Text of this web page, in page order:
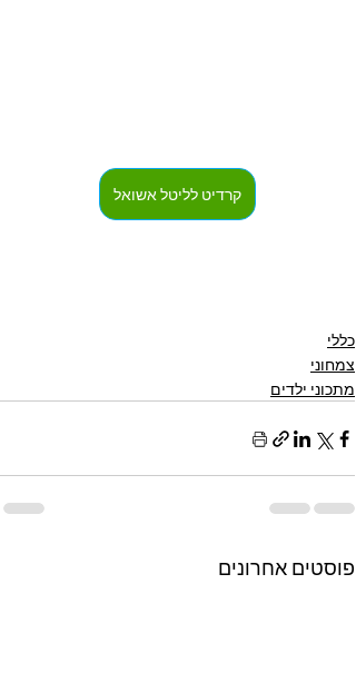
קרדיט לליטל אשואל
כללי
צמחוני
מתכוני ילדים
פוסטים אחרונים